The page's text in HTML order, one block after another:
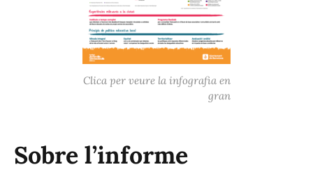
Clica per veure la infografia en
gran
Sobre l’informe